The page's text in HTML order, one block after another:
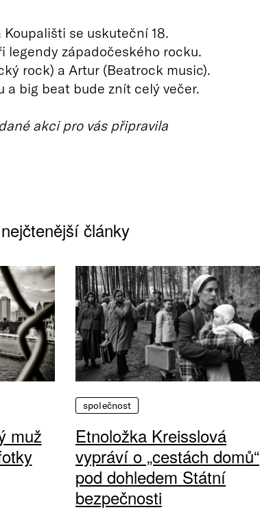
se uskuteční 18.
legendy západočeského rocku.
rock) a Artur (Beatrock music).
a big beat bude znít celý večer.
akci pro vás připravila
nejčtenější články
muž
společnost
Etnoložka Kreisslová
vypráví o „cestách domů“
pod dohledem Státní
bezpečnosti